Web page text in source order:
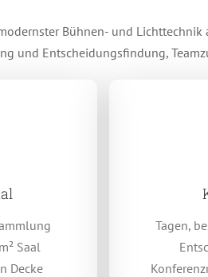
Bühnen- und
und Entscheidungsfindung,
Saal
Decke
Tagen,